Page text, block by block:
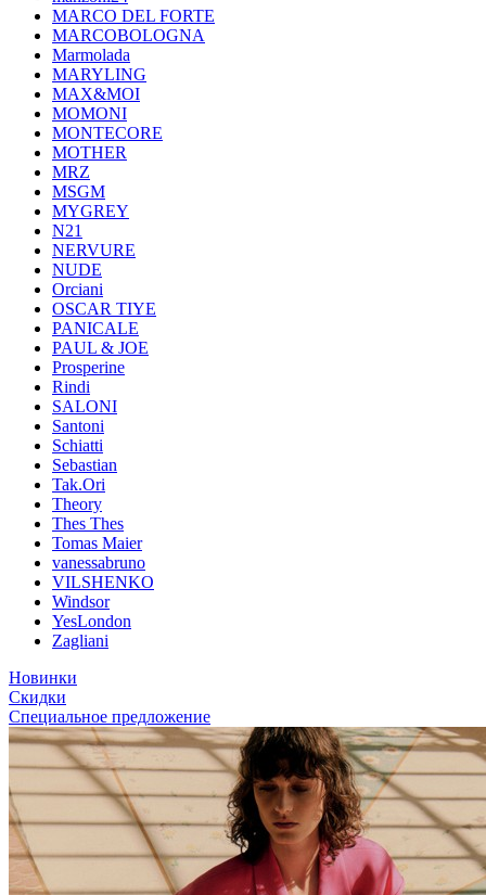
MARCO DEL FORTE
MARCOBOLOGNA
Marmolada
MARYLING
MAX&MOI
MOMONI
MONTECORE
MOTHER
MRZ
MSGM
MYGREY
N21
NERVURE
NUDE
Orciani
OSCAR TIYE
PANICALE
PAUL & JOE
Prosperine
Rindi
SALONI
Santoni
Schiatti
Sebastian
Tak.Ori
Theory
Thes Thes
Tomas Maier
vanessabruno
VILSHENKO
Windsor
YesLondon
Zagliani
Новинки
Скидки
Специальное предложение